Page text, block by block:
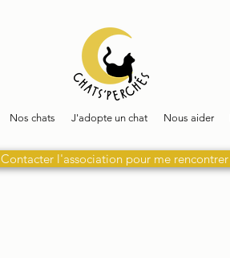
Nos chats J'adopte un chat Nous aider
Contacter l'association pour me rencontrer